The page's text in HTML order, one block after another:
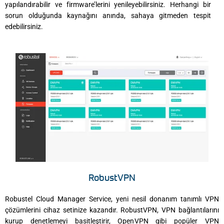
yapılandırabilir ve firmware’lerini yenileyebilirsiniz. Herhangi bir
sorun olduğunda kaynağını anında, sahaya gitmeden tespit
edebilirsiniz.
RobustVPN
Robustel Cloud Manager Service, yeni nesil donanım tanımlı VPN
çözümlerini cihaz setinize kazandır. RobustVPN, VPN bağlantılarını
kurup denetlemeyi basitleştirir, OpenVPN gibi popüler VPN